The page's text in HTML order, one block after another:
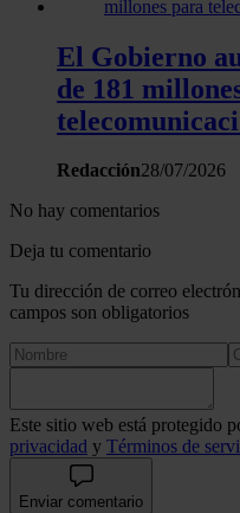
El Gobierno
de 181
Redacción28/07/2026
No hay comentarios
Deja tu comentario
Tu dirección de correo
campos son obligatorios
Este sitio web está protegido
privacidad y Términos de
Enviar comentario